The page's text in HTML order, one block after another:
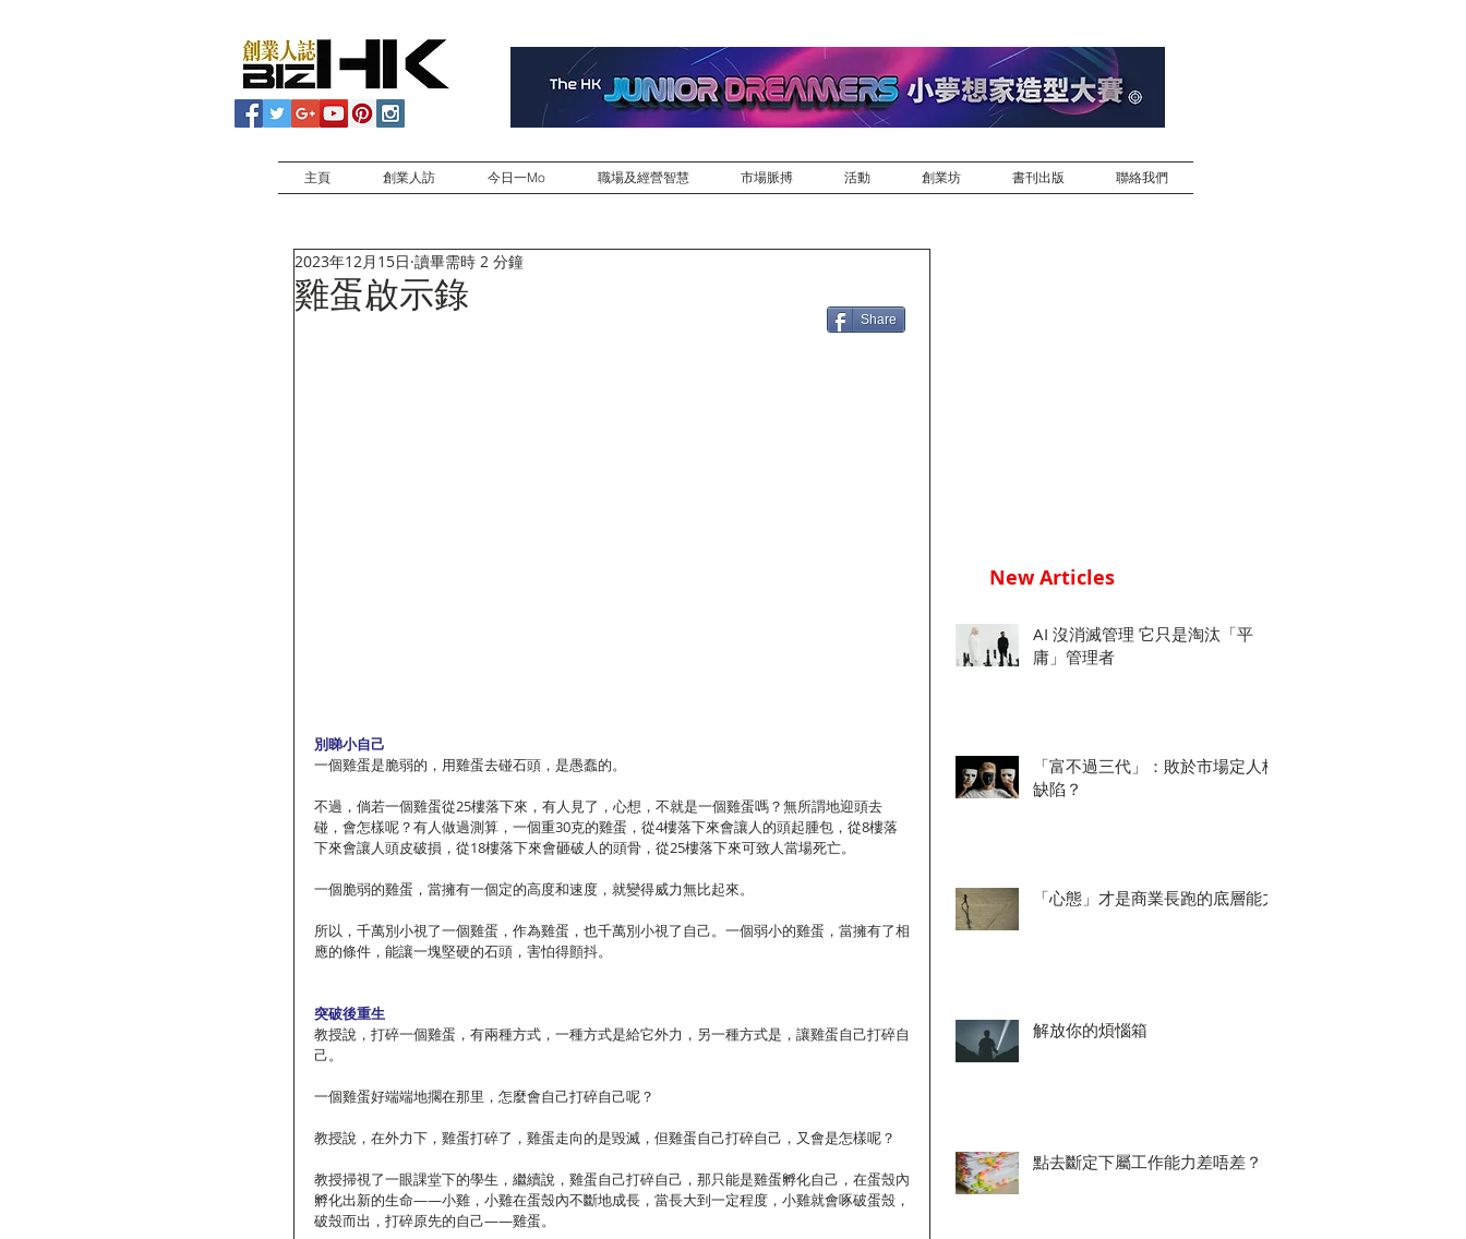
主頁 創業人訪 今日一Mo 職場及經營智慧 市場脈搏 活動 創業坊 書刊出版 聯絡我們
雞蛋啟示錄
2023年12月15日 讀畢需時 2 分鐘
別睇小自己
一個雞蛋是脆弱的，用雞蛋去碰石頭，是愚蠢的。
不過，倘若一個雞蛋從25樓落下來，有人見了，心想，不就是一個雞蛋嗎？無所謂地迎頭去
碰，會怎樣呢？有人做過測算，一個重30克的雞蛋，從4樓落下來會讓人的頭起腫包，從8樓落
下來會讓人頭皮破損，從18樓落下來會砸破人的頭骨，從25樓落下來可致人當場死亡。
一個脆弱的雞蛋，當擁有一個定的高度和速度，就變得威力無比起來。
所以，千萬別小視了一個雞蛋，作為雞蛋，也千萬別小視了自己。一個弱小的雞蛋，當擁有了相
應的條件，能讓一塊堅硬的石頭，害怕得顫抖。
突破後重生
教授說，打碎一個雞蛋，有兩種方式，一種方式是給它外力，另一種方式是，讓雞蛋自己打碎自
己。
一個雞蛋好端端地擱在那里，怎麼會自己打碎自己呢？
教授說，在外力下，雞蛋打碎了，雞蛋走向的是毀滅，但雞蛋自己打碎自己，又會是怎樣呢？
教授掃視了一眼課堂下的學生，繼續說，雞蛋自己打碎自己，那只能是雞蛋孵化自己，在蛋殼內
孵化出新的生命——小雞，小雞在蛋殼內不斷地成長，當長大到一定程度，小雞就會啄破蛋殼，
破殼而出，打碎原先的自己——雞蛋。
Share
New Articles
AI 沒消滅管理 它只是淘汰「平
庸」管理者
「富不過三代」：敗於市場定人格
缺陷？
「心態」才是商業長跑的底層能力
解放你的煩惱箱
點去斷定下屬工作能力差唔差？